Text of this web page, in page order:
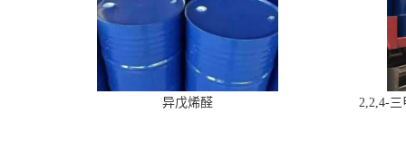
异戊烯醛 2,2,4-